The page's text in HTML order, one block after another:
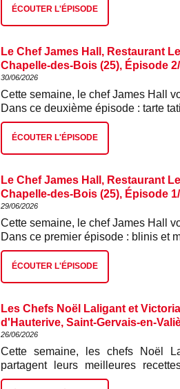
ÉCOUTER L'ÉPISODE
Le Chef James Hall, Restaurant
Chapelle-des-Bois (25), Épisode
30/06/2026
Cette semaine, le chef James Hall
Dans ce deuxième épisode : tarte
ÉCOUTER L'ÉPISODE
Le Chef James Hall, Restaurant
Chapelle-des-Bois (25), Épisode
29/06/2026
Cette semaine, le chef James Hall
Dans ce premier épisode : blinis et
ÉCOUTER L'ÉPISODE
Les Chefs Noël Laligant et
d'Hauterive, Saint-Gervais-en-
26/06/2026
Cette semaine, les chefs Noël
partagent leurs meilleures
épisode : nougat glacé.